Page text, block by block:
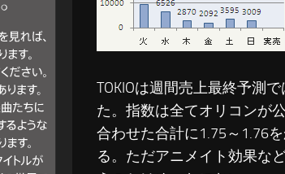
TOKIOは週間売上最終予測
た。指数は全てオリコンが
合わせた合計に1.75～1.76
る。ただアニメイト効果な